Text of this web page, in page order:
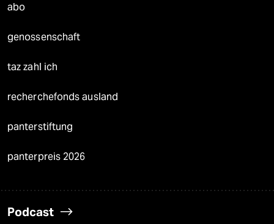
abo
genossenschaft
taz zahl ich
recherchefonds ausland
panterstiftung
panterpreis 2026
Podcast